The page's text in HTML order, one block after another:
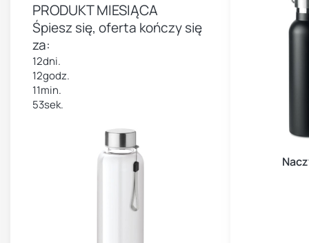
PRODUKT MIESIĄCA
Śpiesz się, oferta kończy się
za:
12dni.
12godz.
11min.
53sek.